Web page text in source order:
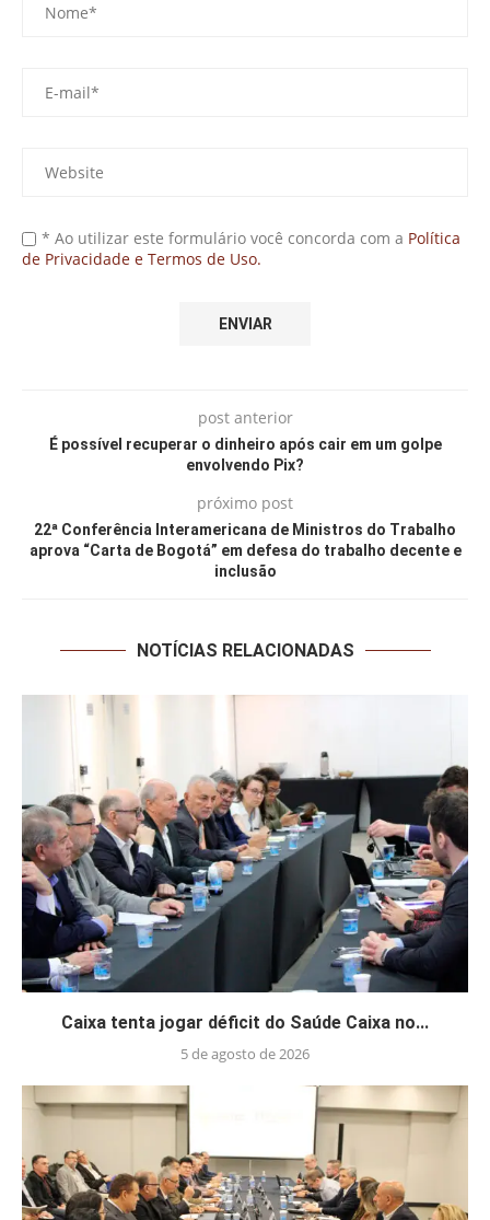
* Ao utilizar este formulário você concorda com a Política
de Privacidade e Termos de Uso.
post anterior
É possível recuperar o dinheiro após cair em um golpe
envolvendo Pix?
próximo post
22ª Conferência Interamericana de Ministros do Trabalho
aprova “Carta de Bogotá” em defesa do trabalho decente e
inclusão
NOTÍCIAS RELACIONADAS
Caixa tenta jogar déficit do Saúde Caixa no...
5 de agosto de 2026